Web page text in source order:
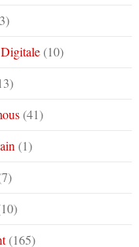
(10)
(41)
(1)
(165)